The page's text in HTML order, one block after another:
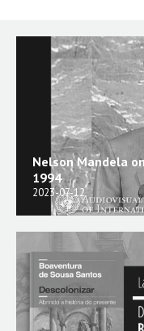
Nelson Mandela
1994
2023-07-12